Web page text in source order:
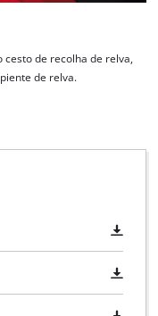
de recolha de relva,
de relva.